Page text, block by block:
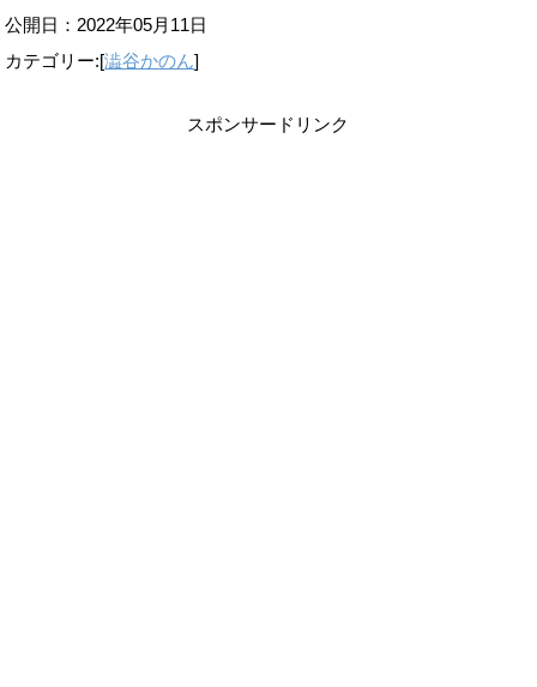
公開日： 2022年05月11日
カテゴリー:[澁谷かのん]
スポンサードリンク